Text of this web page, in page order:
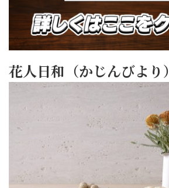
花人日和（かじんびより）